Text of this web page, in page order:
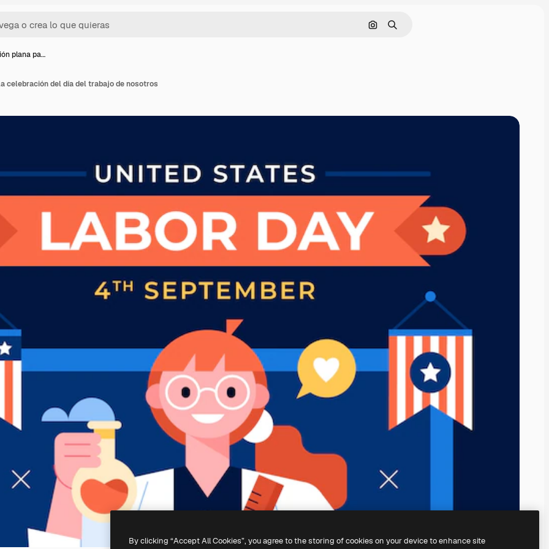
Buscar por imagen
Buscar
plana pa…
celebración del día del trabajo de nosotros
By clicking “Accept All Cookies”, you agree to the storing of cookies on your device to enhance site